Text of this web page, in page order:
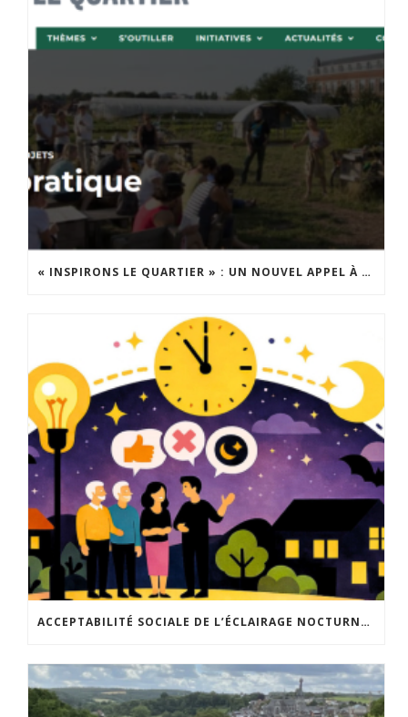
« INSPIRONS LE QUARTIER » : UN NOUVEL APPEL À PROJETS EST LANCÉ !
ACCEPTABILITÉ SOCIALE DE L’ÉCLAIRAGE NOCTURNE : LE REPLAY EST DISPONIBLE